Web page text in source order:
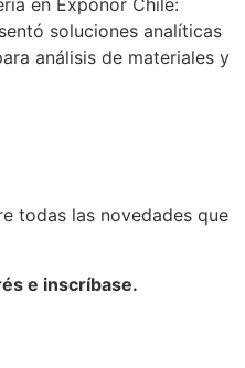
soluciones analíticas
análisis de materiales y
todas las novedades que
e inscríbase.